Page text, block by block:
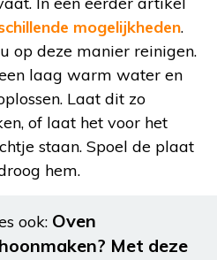
mogelijkheden.
op deze manier reinigen.
laag warm water en
Laat dit zo
of laat het voor het
staan. Spoel de plaat
hem.
ook: Oven
Met deze